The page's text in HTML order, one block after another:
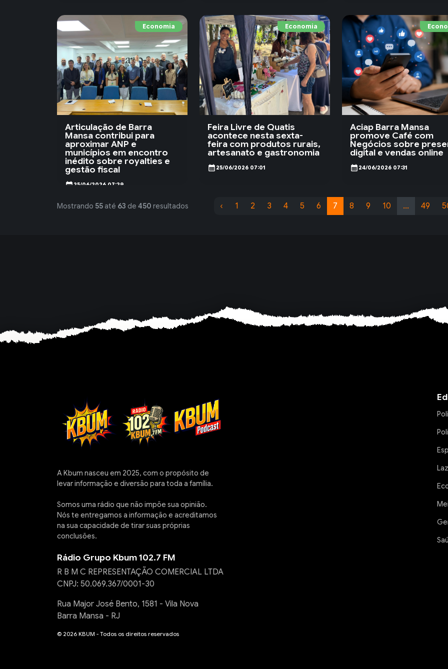
Economia
Articulação de Barra
Mansa contribui para
aproximar ANP e
municípios em encontro
inédito sobre royalties e
gestão fiscal
calendar_month 25/06/2026 07:29
Economia
Feira Livre de Quatis
acontece nesta sexta-
feira com produtos rurais,
artesanato e gastronomia
calendar_month 25/06/2026 07:01
Aciap Barra Mansa
promove Café com
Negócios sobre
digital e vendas online
calendar_month 24/06/2026 07:31
Mostrando 55 até 63 de 450 resultados ‹ 1 2 3 4 5 6 7 8 9 10 ... 49
A Kbum nasceu em 2025, com o propósito de
levar informação e diversão para toda a família.
Somos uma rádio que não impõe sua opinião.
Nós te entregamos a informação e acreditamos
na sua capacidade de tirar suas próprias
conclusões.
Rádio Grupo Kbum 102.7 FM
R B M C REPRESENTAÇÃO COMERCIAL LTDA
CNPJ: 50.069.367/0001-30
Rua Major José Bento, 1581 - Vila Nova
Barra Mansa - RJ
© 2026 KBUM - Todos os direitos reservados